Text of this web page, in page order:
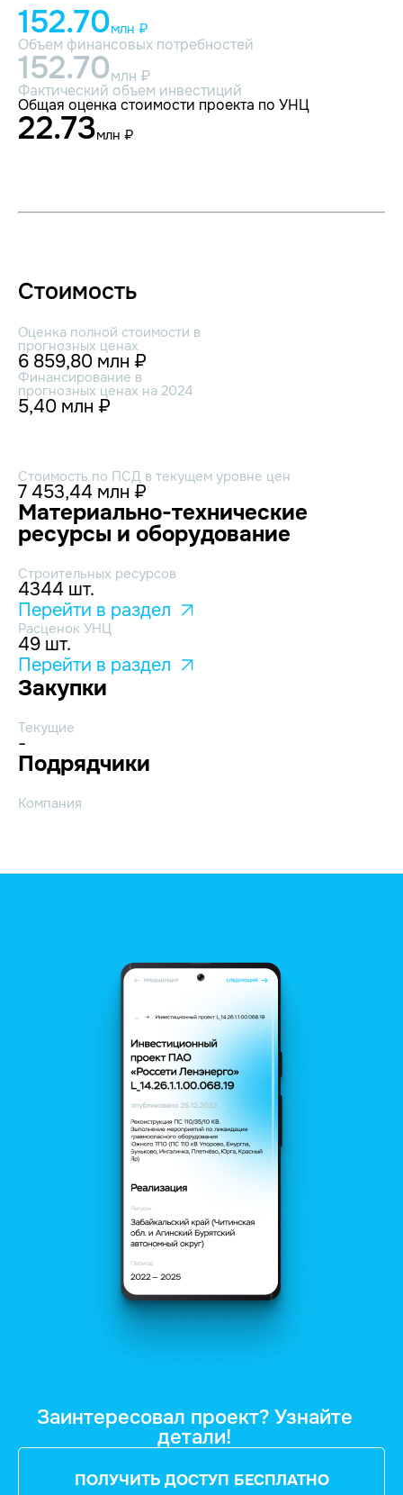
152.70млн ₽
Объем финансовых потребностей
152.70млн ₽
Фактический объем инвестиций
Общая оценка стоимости проекта по УНЦ
22.73млн ₽
Стоимость
Оценка полной стоимости в
прогнозных ценах
6 859,80 млн ₽
Финансирование в
прогнозных ценах на 2024
5,40 млн ₽
Стоимость по ПСД в текущем уровне цен
7 453,44 млн ₽
Материально-технические
ресурсы и оборудование
Строительных ресурсов
4344 шт.
Перейти в раздел
Расценок УНЦ
49 шт.
Перейти в раздел
Закупки
Текущие
-
Подрядчики
Компания
Заинтересовал проект? Узнайте
детали!
ПОЛУЧИТЬ ДОСТУП БЕСПЛАТНО